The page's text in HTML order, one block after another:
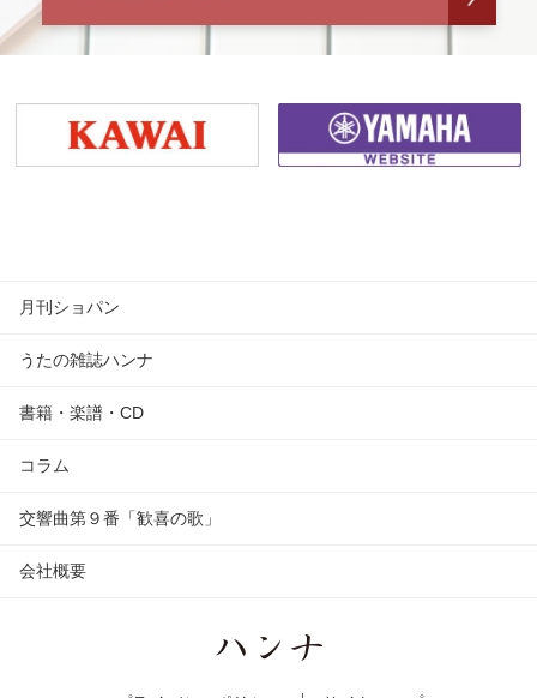
月刊ショパン
うたの雑誌ハンナ
書籍・楽譜・CD
コラム
交響曲第９番「歓喜の歌」
会社概要